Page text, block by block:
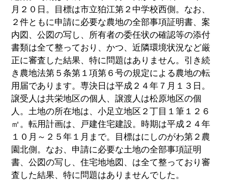
月２０日。目標は市立狛江第２中学校西側。なお、
２件ともに申請に必要な農地の全部事項証明書、案
内図、公図の写し、所有者の委任状の確認等の添付
書類は全て整っており、かつ、近隣環境状況など厳
正に審査した結果、特に問題はありません。引き続
き農地法第５条第１項第６号の規定による農地の転
用届であります。専決日は平成２４年７月１３日。
譲受人は共栄地区の個人、譲渡人は松原地区の個
人。土地の所在地は、小足立地区２丁目１筆１２６
㎡。転用計画は、戸建住宅建設。時期は平成２４年
１０月～２５年１月まで。目標はにしのがわ第２農
園北側。なお、申請に必要な土地の全部事項証明
書、公図の写し、住宅地地図、は全て整っており審
査した結果、特に問題はありませんでした。